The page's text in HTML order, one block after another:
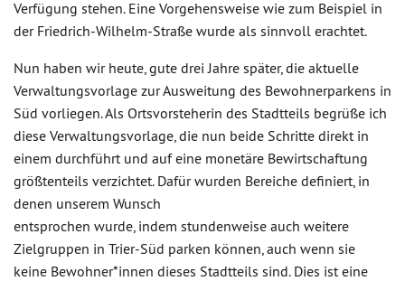
Verfügung stehen. Eine Vorgehensweise wie zum Beispiel in
der Friedrich-Wilhelm-Straße wurde als sinnvoll erachtet.
Nun haben wir heute, gute drei Jahre später, die aktuelle
Verwaltungsvorlage zur Ausweitung des Bewohnerparkens in
Süd vorliegen. Als Ortsvorsteherin des Stadtteils begrüße ich
diese Verwaltungsvorlage, die nun beide Schritte direkt in
einem durchführt und auf eine monetäre Bewirtschaftung
größtenteils verzichtet. Dafür wurden Bereiche definiert, in
denen unserem Wunsch
entsprochen wurde, indem stundenweise auch weitere
Zielgruppen in Trier-Süd parken können, auch wenn sie
keine Bewohner*innen dieses Stadtteils sind. Dies ist eine